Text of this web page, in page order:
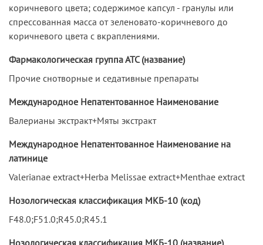
коричневого цвета; содержимое капсул - гранулы или
спрессованная масса от зеленовато-коричневого до
коричневого цвета с вкраплениями.
Фармакологическая группа АТС (название)
Прочие снотворные и седативные препараты
Международное Непатентованное Наименование
Валерианы экстракт+Мяты экстракт
Международное Непатентованное Наименование на
латинице
Valerianae extract+Herba Melissae extract+Menthae extract
Нозологическая классификация МКБ-10 (код)
F48.0;F51.0;R45.0;R45.1
Нозологическая классификация МКБ-10 (название)